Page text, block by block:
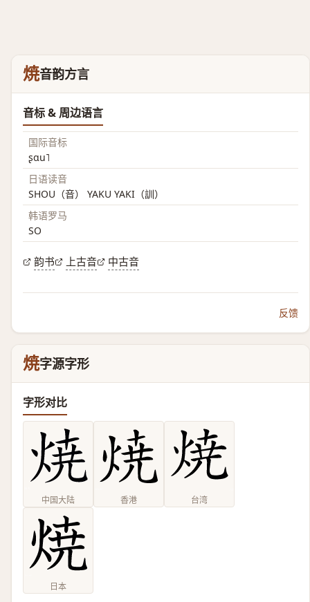
焼音韵方言
音标 & 周边语言
国际音标
ʂɑu˥
日语读音
SHOU（音） YAKU YAKI（訓）
韩语罗马
SO
韵书 上古音 中古音
反馈
焼字源字形
字形对比
中国大陆 香港 台湾
日本